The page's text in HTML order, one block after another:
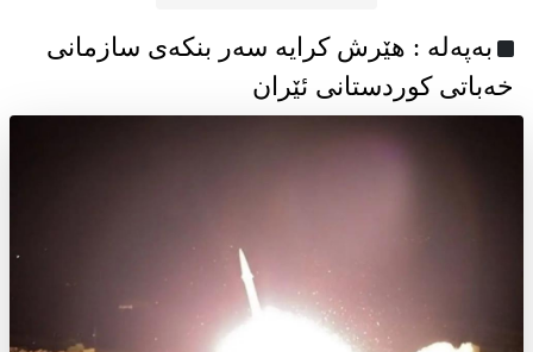
به‌په‌له‌ : هێرش کرایە سەر بنکەی سازمانی
خەباتی کوردستانی ئێران